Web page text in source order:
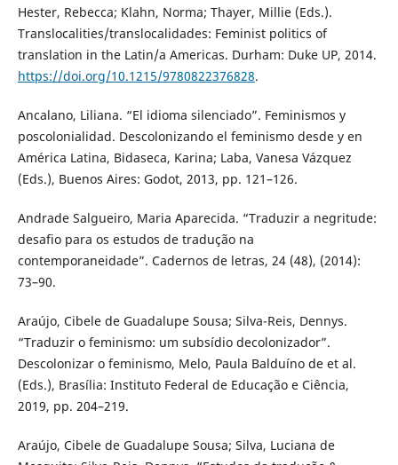
Hester, Rebecca; Klahn, Norma; Thayer, Millie (Eds.).
Translocalities/translocalidades: Feminist politics of
translation in the Latin/a Americas. Durham: Duke UP, 2014.
https://doi.org/10.1215/9780822376828.
Ancalano, Liliana. “El idioma silenciado”. Feminismos y
poscolonialidad. Descolonizando el feminismo desde y en
América Latina, Bidaseca, Karina; Laba, Vanesa Vázquez
(Eds.), Buenos Aires: Godot, 2013, pp. 121–126.
Andrade Salgueiro, Maria Aparecida. “Traduzir a negritude:
desafio para os estudos de tradução na
contemporaneidade”. Cadernos de letras, 24 (48), (2014):
73–90.
Araújo, Cibele de Guadalupe Sousa; Silva-Reis, Dennys.
“Traduzir o feminismo: um subsídio decolonizador”.
Descolonizar o feminismo, Melo, Paula Balduíno de et al.
(Eds.), Brasília: Instituto Federal de Educação e Ciência,
2019, pp. 204–219.
Araújo, Cibele de Guadalupe Sousa; Silva, Luciana de